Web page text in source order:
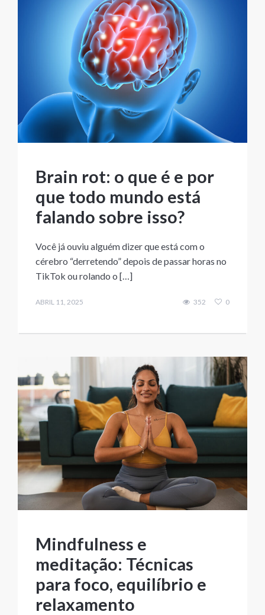
Brain rot: o que é e por
que todo mundo está
falando sobre isso?
Você já ouviu alguém dizer que está com o
cérebro “derretendo” depois de passar horas no
TikTok ou rolando o […]
ABRIL 11, 2025 352 0
Mindfulness e
meditação: Técnicas
para foco, equilíbrio e
relaxamento